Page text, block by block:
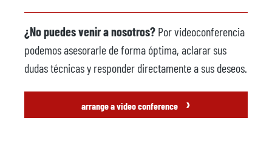
¿No puedes venir a nosotros? Por videoconferencia
podemos asesorarle de forma óptima, aclarar sus
dudas técnicas y responder directamente a sus deseos.
arrange a video conference ›